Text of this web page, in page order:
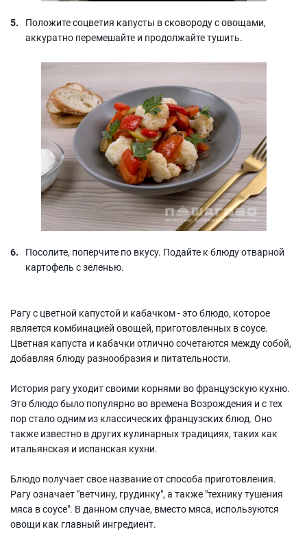
Положите соцветия капусты в сковороду с овощами,
аккуратно перемешайте и продолжайте тушить.
Посолите, поперчите по вкусу. Подайте к блюду отварной
картофель с зеленью.
Рагу с цветной капустой и кабачком - это блюдо, которое
является комбинацией овощей, приготовленных в соусе.
Цветная капуста и кабачки отлично сочетаются между собой,
добавляя блюду разнообразия и питательности.
История рагу уходит своими корнями во французскую кухню.
Это блюдо было популярно во времена Возрождения и с тех
пор стало одним из классических французских блюд. Оно
также известно в других кулинарных традициях, таких как
итальянская и испанская кухни.
Блюдо получает свое название от способа приготовления.
Рагу означает "ветчину, грудинку", а также "технику тушения
мяса в соусе". В данном случае, вместо мяса, используются
овощи как главный ингредиент.